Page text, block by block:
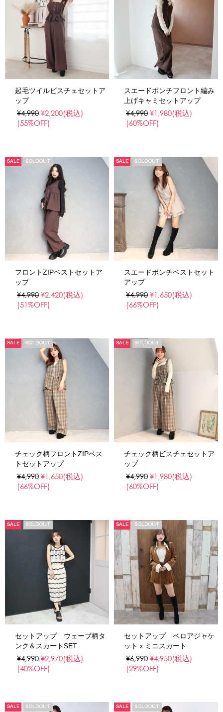
起毛ツイルビスチェセットア
ップ
¥4,990 ¥2,200(税込)
(55%OFF)
スエードポンチフロント編み
上げキャミセットアップ
¥4,990 ¥1,980(税込)
(60%OFF)
SALE SOLDOUT
フロントZIPベストセットア
ップ
¥4,990 ¥2,420(税込)
(51%OFF)
SALE SOLDOUT
スエードポンチベストセット
アップ
¥4,990 ¥1,650(税込)
(66%OFF)
SALE SOLDOUT
チェック柄フロントZIPベス
トセットアップ
¥4,990 ¥1,650(税込)
(66%OFF)
SALE SOLDOUT
チェック柄ビスチェセットア
ップ
¥4,990 ¥1,980(税込)
(60%OFF)
SALE SOLDOUT
セットアップ ウェーブ柄タ
ンク＆スカートSET
¥4,990 ¥2,970(税込)
(40%OFF)
SALE SOLDOUT
セットアップ ベロアジャケ
ットｘミニスカート
¥6,990 ¥4,950(税込)
(29%OFF)
SALE SOLDOUT SALE SOLDOUT